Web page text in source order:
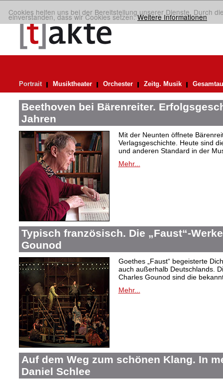
Cookies helfen uns bei der Bereitstellung unserer Dienste. Durch
einverstanden, dass wir Cookies setzen.Weitere Informationen
Portrait Musiktheater Orchester Zeitg. Musik
Beethoven bei Bärenreiter.
Jahren
Mit der Neunten öffnete
Verlagsgeschichte. Heute sind
und anderen Standard in der
Mehr...
Typisch französisch. Die „Faust“-
Gounod
Goethes „Faust“ begeisterte
auch außerhalb Deutschlands.
Charles Gounod sind die
Mehr...
Auf dem Weg zum schönen Klang. In
Daniel Schlee